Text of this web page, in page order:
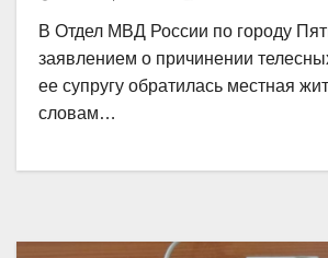
повреждения
В Отдел МВД России по городу
заявлением о причинении
ее супругу обратилась местная
словам…